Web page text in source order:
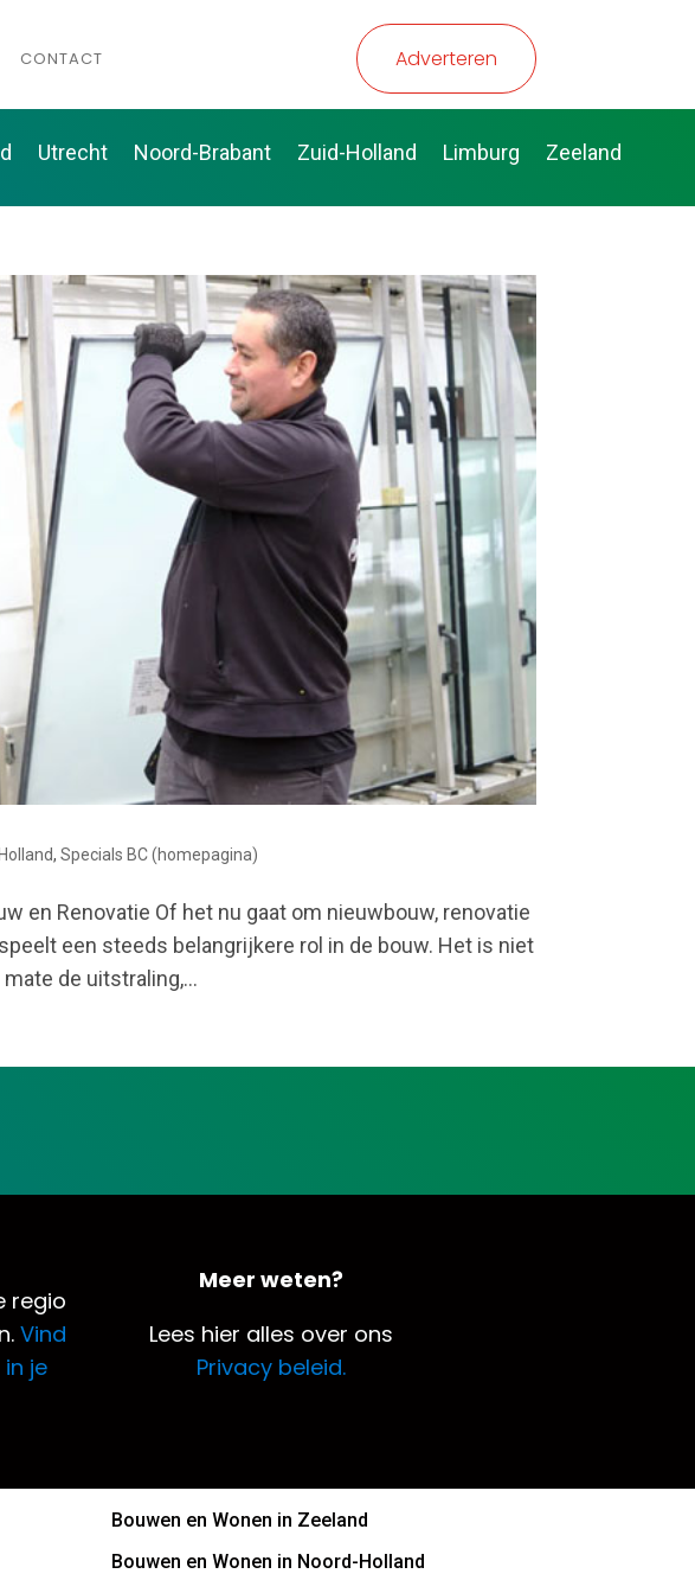
CONTACT Adverteren
Utrecht Noord-Brabant Zuid-Holland Limburg Zeeland
,Specials BC (homepagina)
en Renovatie Of het nu gaat om nieuwbouw, renovatie
een steeds belangrijkere rol in de bouw. Het is niet
de uitstraling,...
regio
Vind
je
Meer weten?
Lees hier alles over ons
Privacy beleid.
Bouwen en Wonen in Zeeland
Bouwen en Wonen in Noord-Holland